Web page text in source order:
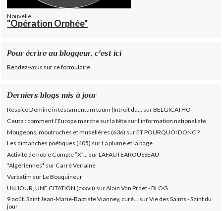
Nouvelle
"Opération Orphée"
Pour écrire au bloggeur, c'est ici
Rendez-vous sur ce formulaire
Derniers blogs mis à jour
Respice Domine in testamentum tuum (Introit du... surBELGICATHO
Ceuta : comment l’Europe marche sur la tête surl'information nationaliste
Mougeons, moutruches et muselières (636) surET POURQUOI DONC ?
Les dimanches poétiques (405) surLa plume et la page
Activité de notre Compte ”X”...
surLAFAUTEAROUSSEAU
*Algériennes* surCarré Verlaine
Verbatim surLe Bouquineur
UN JOUR, UNE CITATION (cxxvii) surAlain Van Praet - BLOG
9 août. Saint Jean-Marie-Baptiste Vianney, curé... surVie des Saints - Saint du
jour